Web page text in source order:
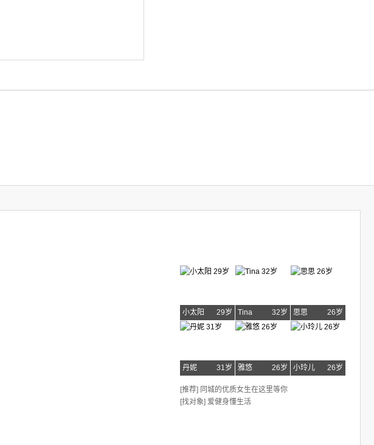
小太阳 29岁 Tina 32岁 思思 26岁
丹妮 31岁 雅悠 26岁 小玲儿 26岁
[推荐] 同城的优质女生在这里等你
[找对象] 爱健身懂生活